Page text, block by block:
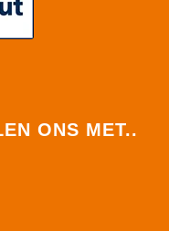
ONS MET..